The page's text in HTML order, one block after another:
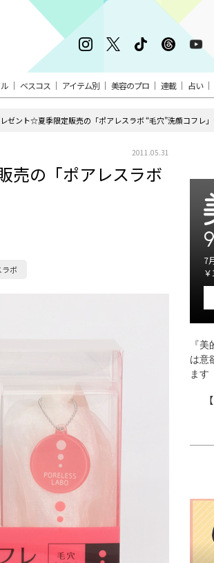
ベスコス アイテム別 美容のプロ 連載 占い
ゼント☆夏季限定販売の「ポアレスラボ “毛穴”洗顔コフレ」
2011.05.31
売の「ポアレスラボ
ボ
9
7
『
は意
ます